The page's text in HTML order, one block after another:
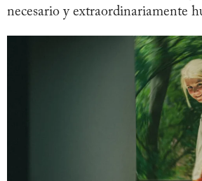
necesario y extraordinariamente